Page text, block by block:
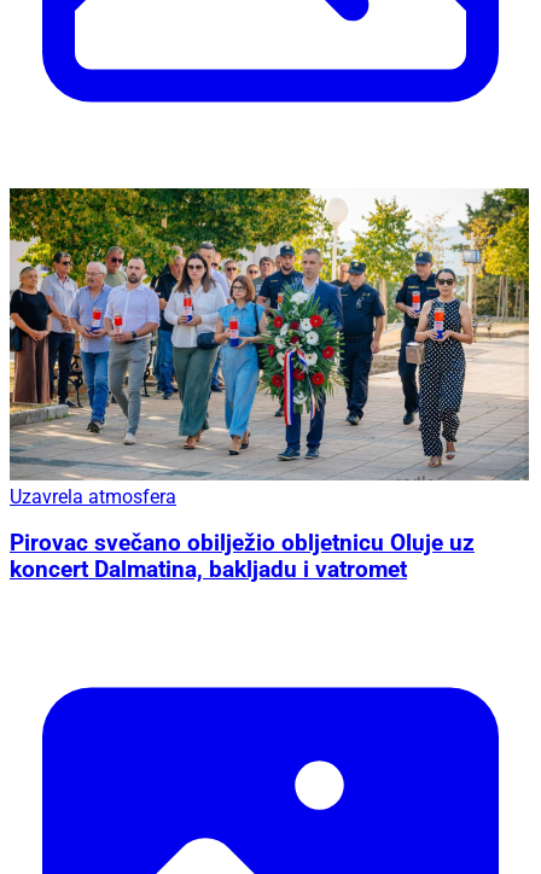
Uzavrela atmosfera
Pirovac svečano obilježio obljetnicu Oluje uz
koncert Dalmatina, bakljadu i vatromet